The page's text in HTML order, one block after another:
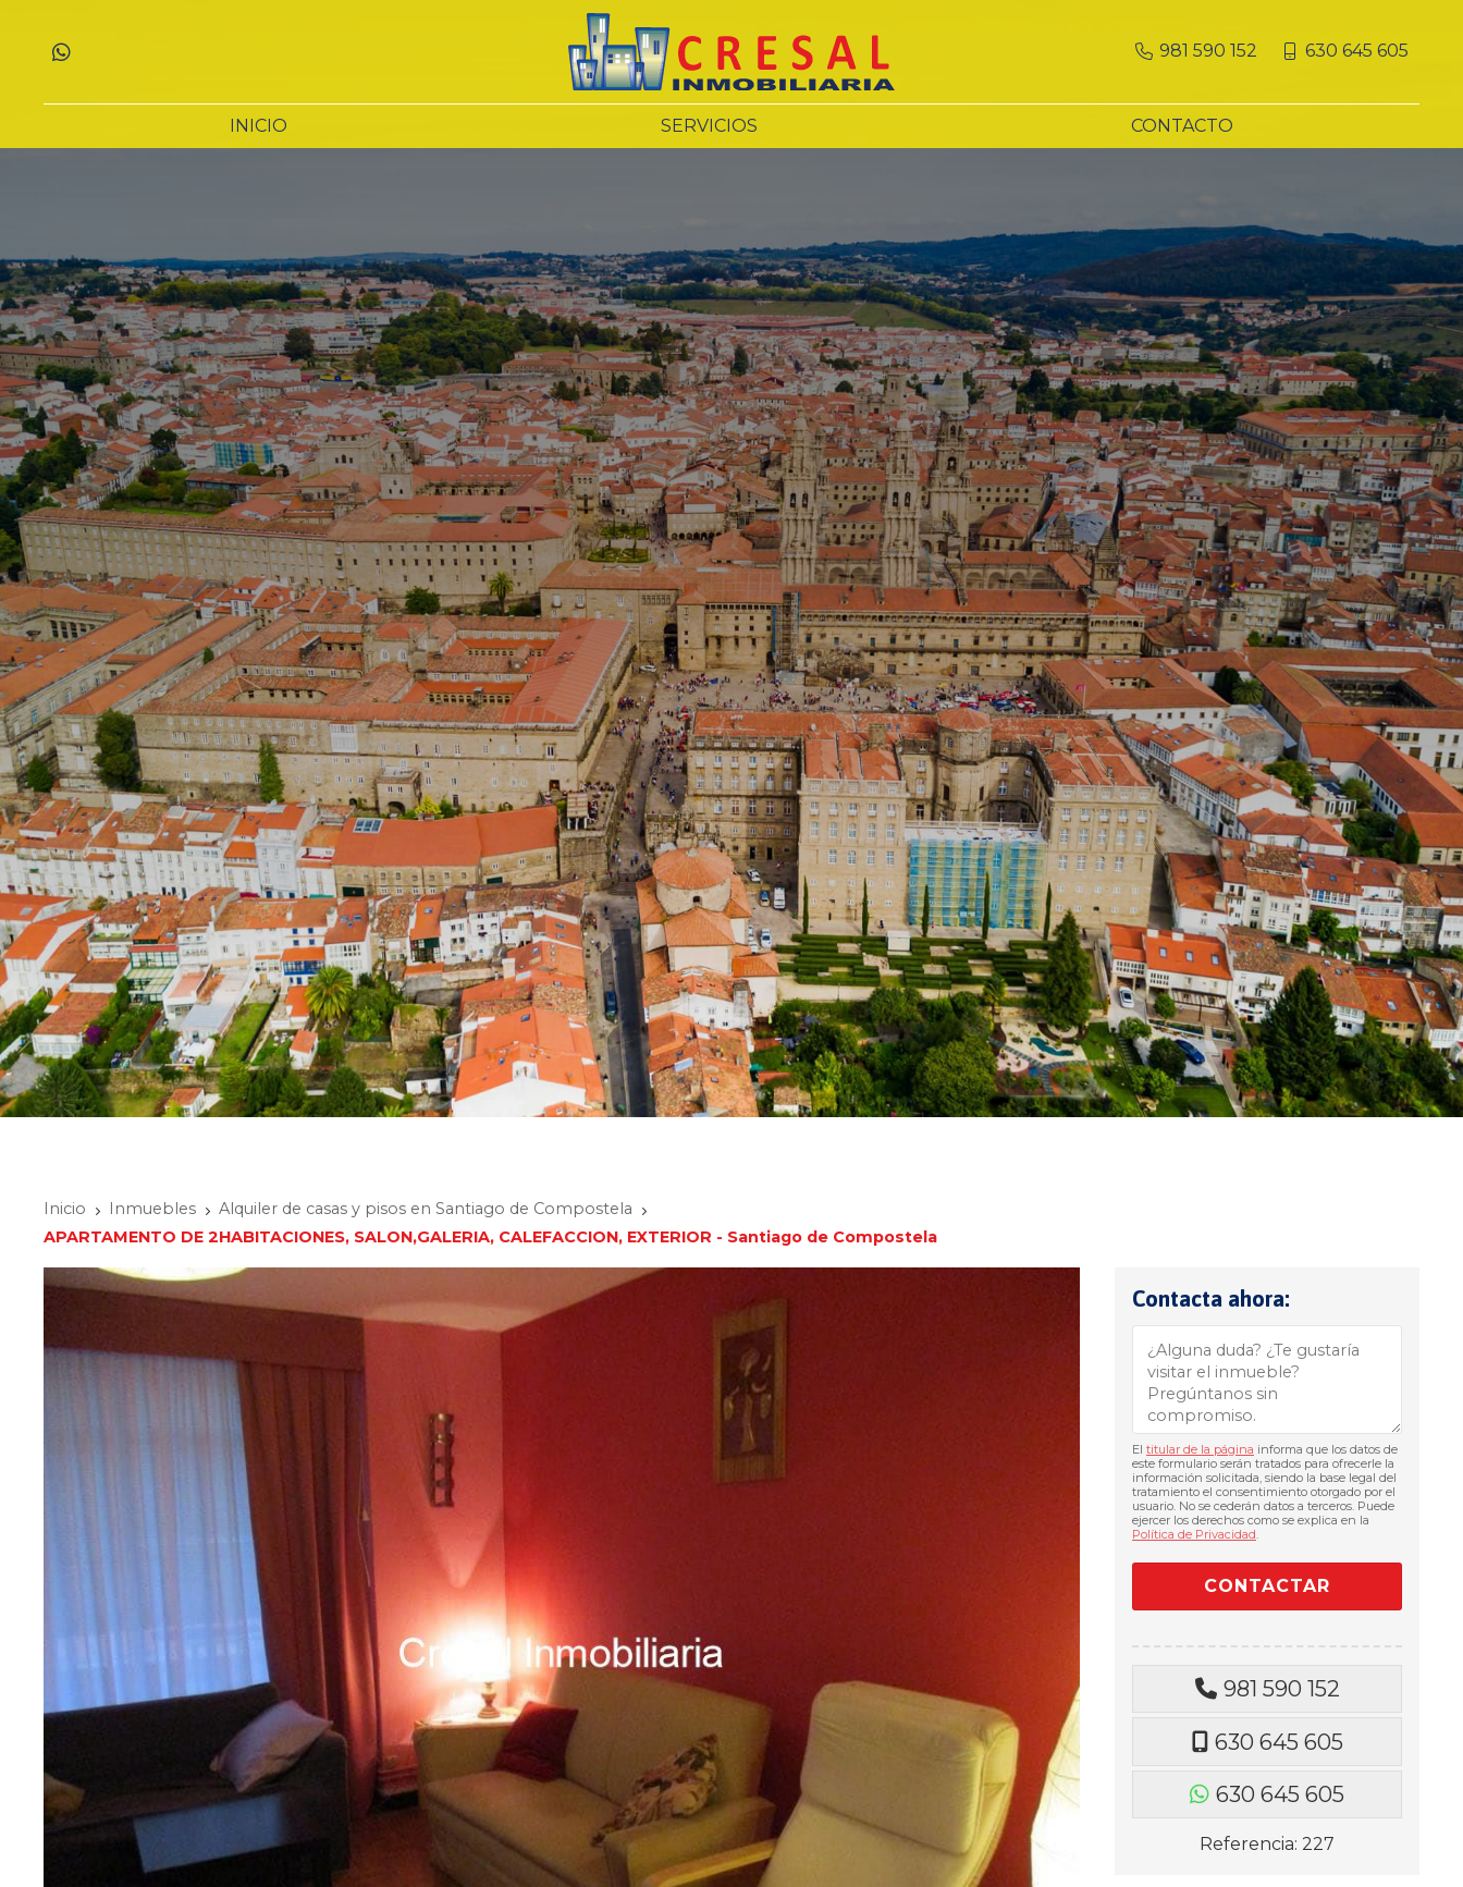
981 590 152 630 645 605
INICIO SERVICIOS CONTACTO
Inicio Inmuebles
Alquiler de casas y pisos en Santiago de Compostela
APARTAMENTO DE 2HABITACIONES, SALON,GALERIA, CALEFACCION, EXTERIOR - Santiago de Compostela
Contacta ahora:
El titular de la página informa que los datos de
este formulario serán tratados para ofrecerle la
información solicitada, siendo la base legal del
tratamiento el consentimiento otorgado por el
usuario. No se cederán datos a terceros. Puede
ejercer los derechos como se explica en la
Política de Privacidad
981 590 152
630 645 605
630 645 605
Referencia: 227